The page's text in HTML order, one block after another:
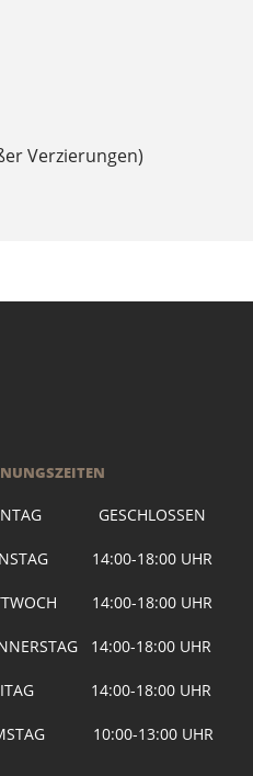
Verzierungen)
GESCHLOSSEN
14:00-18:00 UHR
14:00-18:00 UHR
14:00-18:00 UHR
14:00-18:00 UHR
10:00-13:00 UHR